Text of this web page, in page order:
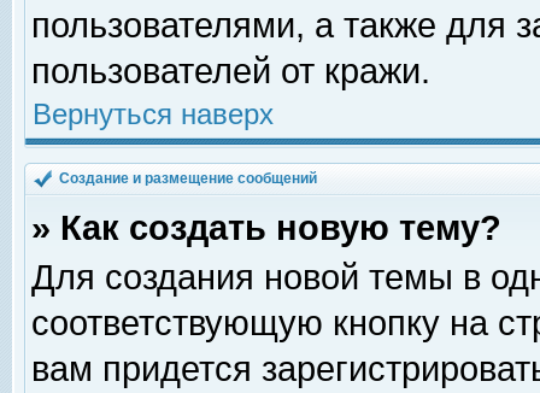
пользователями, а также для
пользователей от кражи.
Вернуться наверх
Создание и размещение сообщений
» Как создать новую тему?
Для создания новой темы в
соответствующую кнопку на
вам придется